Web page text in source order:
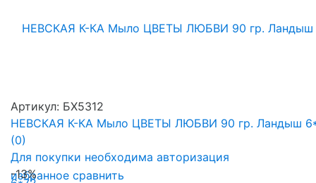
избранное сравнить
Артикул: БХ5312
НЕВСКАЯ К-КА Мыло ЦВЕТЫ ЛЮБВИ 90 гр. Ландыш
(0)
Для покупки необходима авторизация
-13%